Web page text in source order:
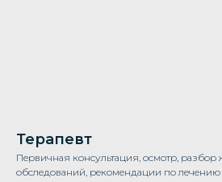
Терапевт
Первичная консультация, осмотр, разбор
обследований, рекомендации по